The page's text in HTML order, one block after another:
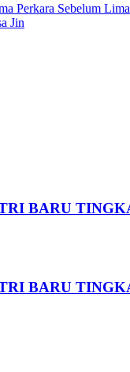
Perkara Sebelum
Jin
BARU
BARU